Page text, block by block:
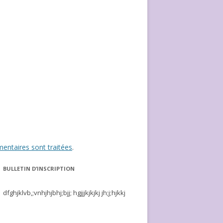
sont traitées.
BULLETIN D’INSCRIPTION
dfghjklvb,;vnhjhjbhj;bjj; hgjjjkjkjkj jh;j;hjkkj